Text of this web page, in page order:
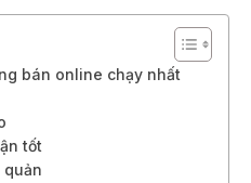
bán online chạy nhất
tốt
quản